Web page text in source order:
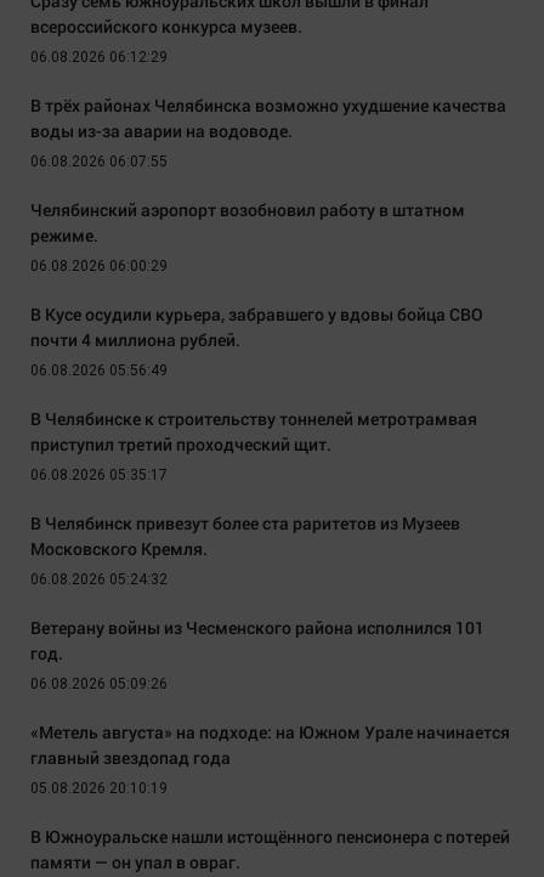
всероссийского конкурса музеев.
06.08.2026 06:12:29
В трёх районах Челябинска возможно ухудшение качества
воды из-за аварии на водоводе.
06.08.2026 06:07:55
Челябинский аэропорт возобновил работу в штатном
режиме.
06.08.2026 06:00:29
В Кусе осудили курьера, забравшего у вдовы бойца СВО
почти 4 миллиона рублей.
06.08.2026 05:56:49
В Челябинске к строительству тоннелей метротрамвая
приступил третий проходческий щит.
06.08.2026 05:35:17
В Челябинск привезут более ста раритетов из Музеев
Московского Кремля.
06.08.2026 05:24:32
Ветерану войны из Чесменского района исполнился 101
год.
06.08.2026 05:09:26
«Метель августа» на подходе: на Южном Урале начинается
главный звездопад года
05.08.2026 20:10:19
В Южноуральске нашли истощённого пенсионера с потерей
памяти — он упал в овраг.